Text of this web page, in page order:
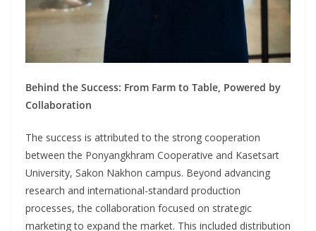
Behind the Success: From Farm to Table, Powered by
Collaboration
The success is attributed to the strong cooperation
between the Ponyangkhram Cooperative and Kasetsart
University, Sakon Nakhon campus. Beyond advancing
research and international-standard production
processes, the collaboration focused on strategic
marketing to expand the market. This included distribution